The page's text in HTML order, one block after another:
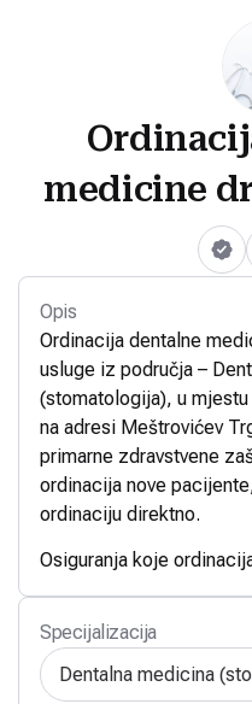
medicine
Opis
Ordinacija dentalne
usluge iz područja –
(stomatologija), u
na adresi Meštrovićev
primarne zdravstvene
ordinacija nove
ordinaciju direktno.
Osiguranja koje
Specijalizacija
Dentalna medicina